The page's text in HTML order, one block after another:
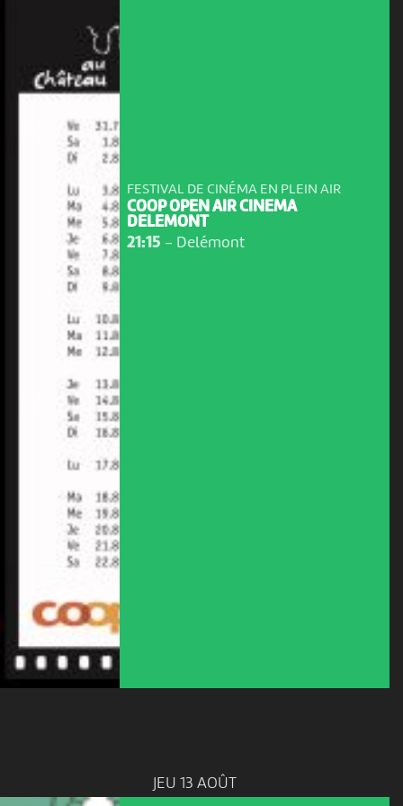
FESTIVAL DE CINÉMA EN PLEIN AIR
COOP OPEN AIR CINEMA
DELEMONT
21:15 - Delémont
JEU 13 AOÛT